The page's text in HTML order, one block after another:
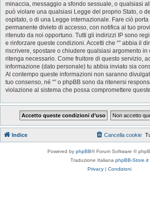
minaccia, messaggio a sfondo sessuale, o qualsiasi
può violare una qualsiasi Legge del proprio Stato, o
ospitato, o di una Legge internazionale. Fare ciò porta
permanente divieto di accesso, con notifica al tuo
ritenuto da noi opportuno. Tutti gli indirizzi IP sono
e rinforzare queste condizioni. Accetti che “” abbia il
riscrivere, spostare o chiudere qualsiasi argomento in
ritenga necessario. Come fruitore di questo servizio,
informazione (dato personale) tu abbia inviato sia
Al contempo queste informazioni non saranno
tuo consenso, né “” o phpBB sono da ritenersi
violazione al sistema che possa compromettere
Indice Cancella cookie
Powered by phpBB® Forum Software ©
Traduzione Italiana phpBB-Store.it
Privacy | Condizioni